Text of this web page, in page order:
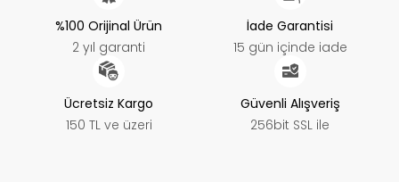
%100 Orijinal Ürün
2 yıl garanti
İade Garantisi
15 gün içinde iade
Ücretsiz Kargo
150 TL ve üzeri
Güvenli Alışveriş
256bit SSL ile